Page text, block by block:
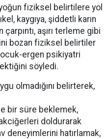
fiziksel belirtilere yol
kaygıya, şiddetli karın
çarpıntı, aşırı terleme gibi
bozan fiziksel belirtiler
ergen psikiyatri
söyledi.
olmadığını belirterek,
bir süre beklemek,
doldurarak
deneyimlerini hatırlamak,